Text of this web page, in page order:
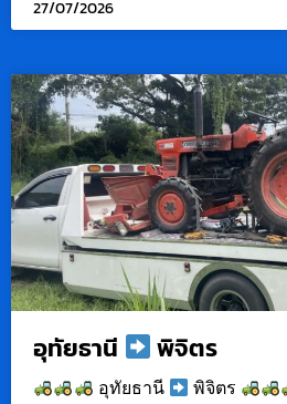
27/07/2026
อุทัยธานี พิจิตร
อุทัยธานี พิจิตร